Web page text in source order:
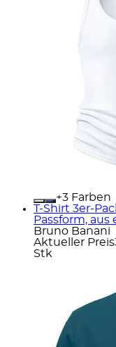
+
Farben
T-Shirt 3er-
Passform,
Bruno Banani
Aktueller Preis
Stk